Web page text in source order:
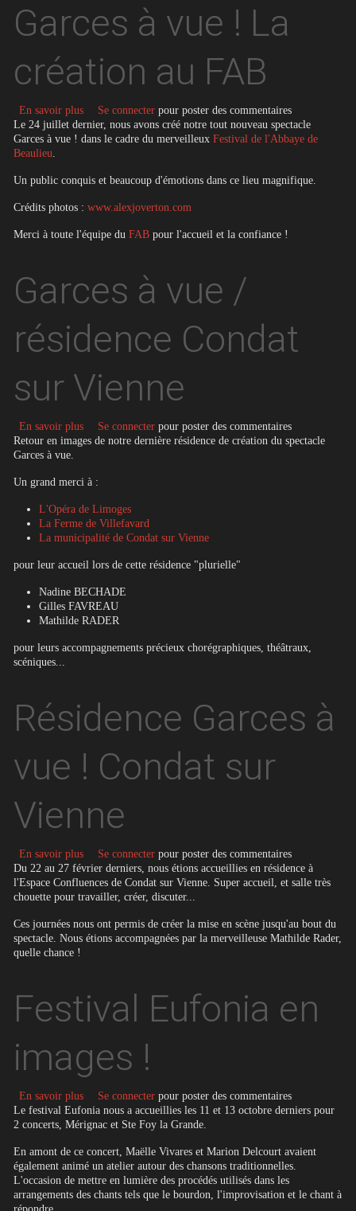
Garces à vue ! La
création au FAB
En savoir plus sur Garces à vue ! La création au FAB
Se connecter pour poster des commentaires
Le 24 juillet dernier, nous avons créé notre tout nouveau spectacle
Garces à vue ! dans le cadre du merveilleux Festival de l'Abbaye de
Beaulieu.
Un public conquis et beaucoup d'émotions dans ce lieu magnifique.
Crédits photos : www.alexjoverton.com
Merci à toute l'équipe du FAB pour l'accueil et la confiance !
Garces à vue /
résidence Condat
sur Vienne
En savoir plus sur Garces à vue / résidence Condat sur Vienne
Se connecter pour poster des commentaires
Retour en images de notre dernière résidence de création du spectacle
Garces à vue.
Un grand merci à :
L'Opéra de Limoges
La Ferme de Villefavard
La municipalité de Condat sur Vienne
pour leur accueil lors de cette résidence "plurielle"
Nadine BECHADE
Gilles FAVREAU
Mathilde RADER
pour leurs accompagnements précieux chorégraphiques, théâtraux,
scéniques...
Résidence Garces à
vue ! Condat sur
Vienne
En savoir plus sur Résidence Garces à vue ! Condat sur Vienne
Se connecter pour poster des commentaires
Du 22 au 27 février derniers, nous étions accueillies en résidence à
l'Espace Confluences de Condat sur Vienne. Super accueil, et salle très
chouette pour travailler, créer, discuter...
Ces journées nous ont permis de créer la mise en scène jusqu'au bout du
spectacle. Nous étions accompagnées par la merveilleuse Mathilde Rader,
quelle chance !
Festival Eufonia en
images !
En savoir plus sur Festival Eufonia en images !
Se connecter pour poster des commentaires
Le festival Eufonia nous a accueillies les 11 et 13 octobre derniers pour
2 concerts, Mérignac et Ste Foy la Grande.
En amont de ce concert, Maëlle Vivares et Marion Delcourt avaient
également animé un atelier autour des chansons traditionnelles.
L'occasion de mettre en lumière des procédés utilisés dans les
arrangements des chants tels que le bourdon, l'improvisation et le chant à